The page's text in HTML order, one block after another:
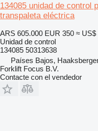
134085 unidad de control
transpaleta eléctrica
ARS 605.000 EUR 350 ≈ US$
Unidad de control
134085 50313638
Países Bajos,
Forklift Focus B.V.
Contacte con el vendedor